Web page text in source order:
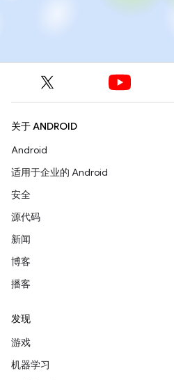
关于 ANDROID
Android
适用于企业的 Android
安全
源代码
新闻
博客
播客
发现
游戏
机器学习